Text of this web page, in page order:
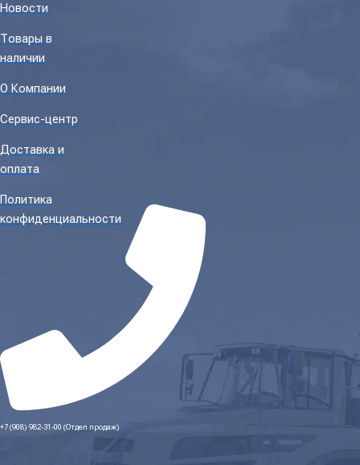
Новости
Товары в
наличии
О Компании
Сервис-центр
Доставка и
оплата
Политика
конфиденциальности
+7 (908) 982-31-00 (Отдел продаж)